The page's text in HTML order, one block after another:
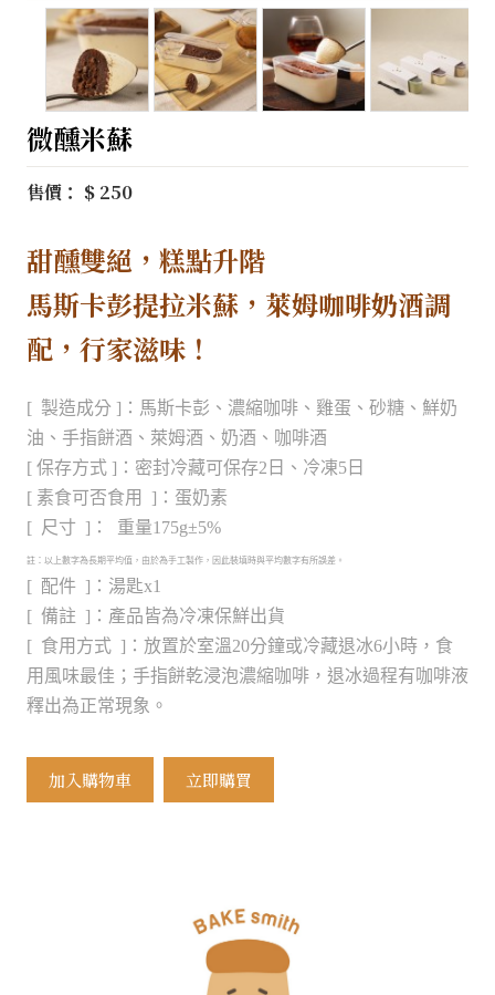
微醺米蘇
售價： $ 250
甜醺雙絕，糕點升階
馬斯卡彭提拉米蘇，萊姆咖啡奶酒調
配，行家滋味！
[ 製造成分 ]：馬斯卡彭、濃縮咖啡、雞蛋、砂糖、鮮奶
油、手指餅酒、萊姆酒、奶酒、咖啡酒
[ 保存方式 ]：密封冷藏可保存2日、冷凍5日
[ 素食可否食用 ]：蛋奶素
[ 尺寸 ]： 重量175g±5%
註：以上數字為長期平均值，由於為手工製作，因此裝填時與平均數字有所誤差。
[ 配件 ]：湯匙x1
[ 備註 ]：產品皆為冷凍保鮮出貨
[ 食用方式 ]：放置於室溫20分鐘或冷藏退冰6小時，食
用風味最佳；手指餅乾浸泡濃縮咖啡，退冰過程有咖啡液
釋出為正常現象。
加入購物車 立即購買